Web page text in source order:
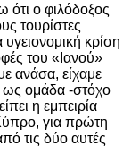
ότι ο φιλόδοξος
τουρίστες
κρίση
του «Ιανού»
ανάσα, είχαμε
ως ομάδα -στόχο
η εμπειρία
για πρώτη
τις δύο αυτές